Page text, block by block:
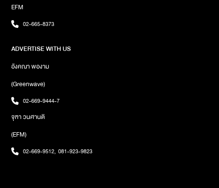
EFM
02-665-8373
ADVERTISE WITH US
อังคณา พองาม
(Greenwave)
02-669-9444-7
จุฑา วนศานติ
(EFM)
02-669-9512, 081-923-9823